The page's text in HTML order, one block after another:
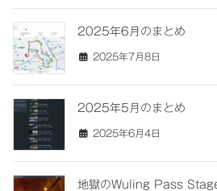
2025年6月のまとめ
2025年7月8日
2025年5月のまとめ
2025年6月4日
地獄のWuling Pass